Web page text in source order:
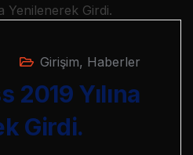
Girişim, Haberler
2019 Yılına
Girdi.